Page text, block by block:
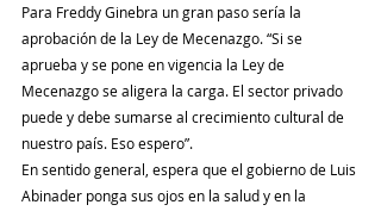
Para Freddy Ginebra un gran paso sería la
aprobación de la Ley de Mecenazgo. “Si se
aprueba y se pone en vigencia la Ley de
Mecenazgo se aligera la carga. El sector privado
puede y debe sumarse al crecimiento cultural de
nuestro país. Eso espero”.
En sentido general, espera que el gobierno de Luis
Abinader ponga sus ojos en la salud y en la